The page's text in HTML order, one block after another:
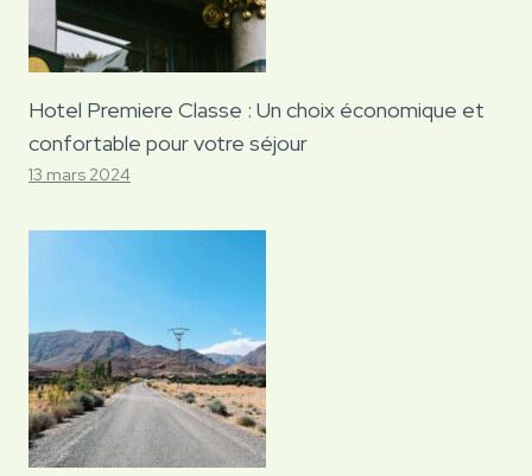
Hotel Premiere Classe : Un choix économique et
confortable pour votre séjour
13 mars 2024